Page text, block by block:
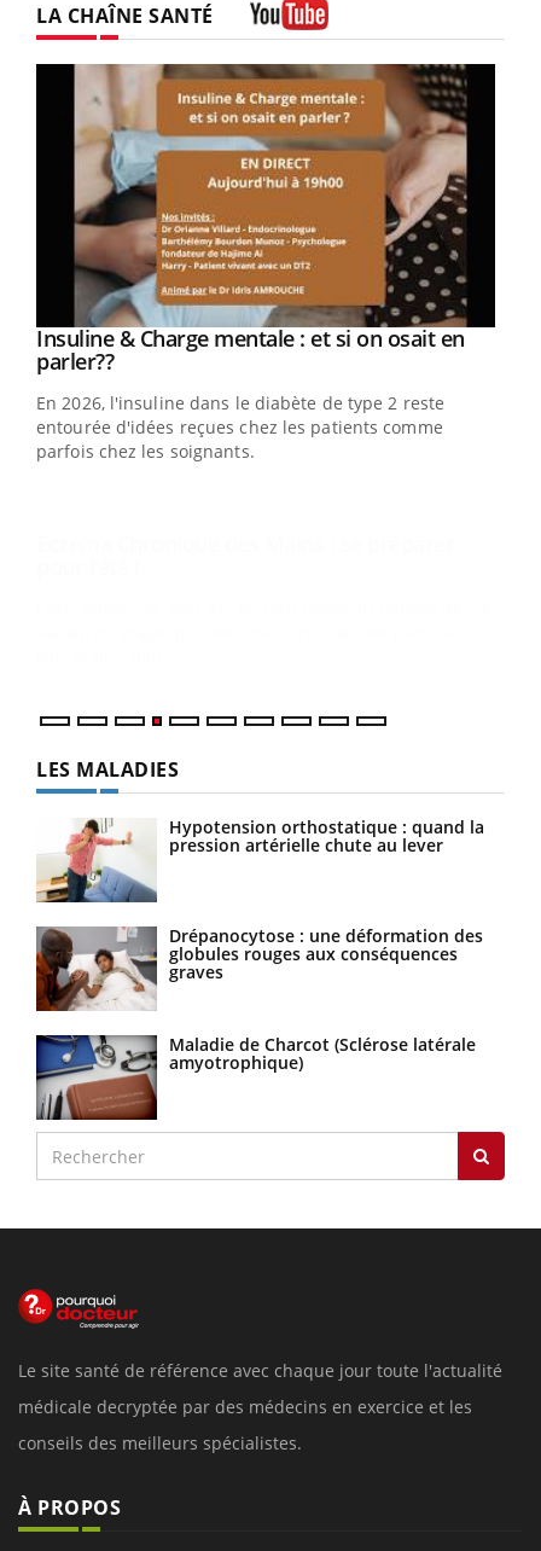
LA CHAÎNE SANTÉ
Youtube
Insuline & Charge mentale : et si on osait en
parler??Youtube
En 2026, l'insuline dans le diabète de type 2 reste
entourée d'idées reçues chez les patients comme
parfois chez les soignants.
Youtube
Eczéma Chronique des Mains : se préparer
pour l’été ! Youtube
L'été arrive… et avec lui, un tout nouveau rythme de vie !
Vacances, plage, piscine, soleil, activités en plein air…
Nos mains sont ...
LES MALADIES
Hypotension orthostatique : quand la
pression artérielle chute au lever
Drépanocytose : une déformation des
globules rouges aux conséquences
graves
Maladie de Charcot (Sclérose latérale
amyotrophique)
Le site santé de référence avec chaque jour toute l'actualité
médicale decryptée par des médecins en exercice et les
conseils des meilleurs spécialistes.
À PROPOS